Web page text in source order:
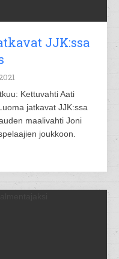
JJK:ssa
Kettuvahti Aati
jatkavat JJK:ssa
maalivahti Joni
joukkoon.